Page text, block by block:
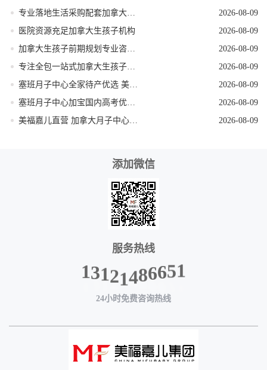
2026-08-09
医院资源充足加拿大生孩子机构
2026-08-09
2026-08-09
2026-08-09
2026-08-09
2026-08-09
2026-08-09
添加微信
服务热线
13121486651
24小时免费咨询热线